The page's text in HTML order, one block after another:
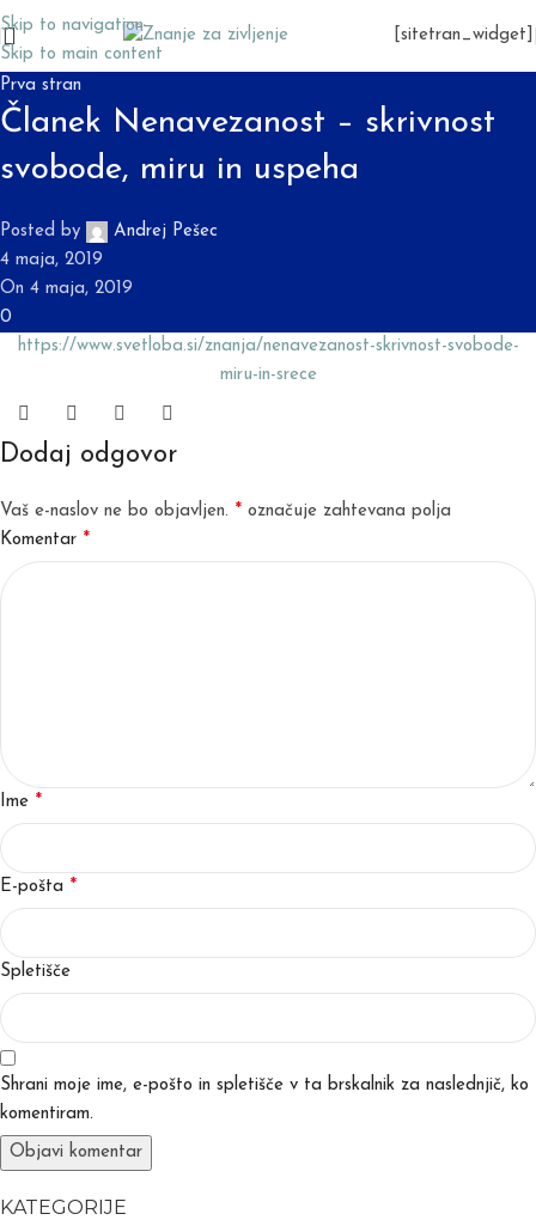
Skip to navigation
Skip to main content
[sitetran_widget]
Prva stran
Članek Nenavezanost – skrivnost
svobode, miru in uspeha
Posted by
Andrej Pešec
4 maja, 2019
On 4 maja, 2019
0
https://www.svetloba.si/znanja/nenavezanost-skrivnost-svobode-
miru-in-srece
Dodaj odgovor
Vaš e-naslov ne bo objavljen. * označuje zahtevana polja
Komentar *
Ime *
E-pošta *
Spletišče
Shrani moje ime, e-pošto in spletišče v ta brskalnik za naslednjič, ko
komentiram.
KATEGORIJE